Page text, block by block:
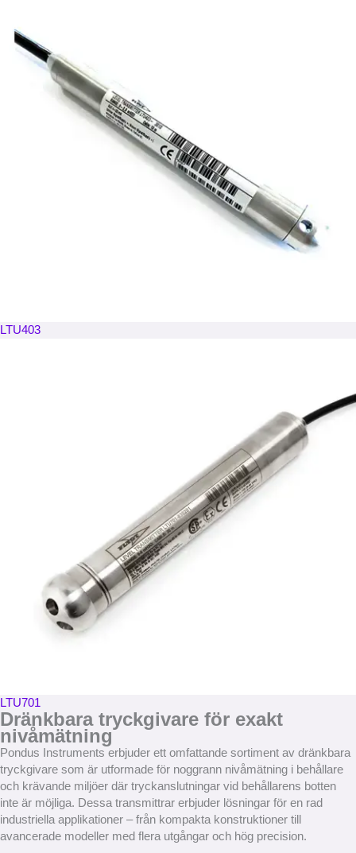
LTU403
LTU701
Dränkbara tryckgivare för exakt
nivåmätning
Pondus Instruments erbjuder ett omfattande sortiment av dränkbara
tryckgivare som är utformade för noggrann nivåmätning i behållare
och krävande miljöer där tryckanslutningar vid behållarens botten
inte är möjliga. Dessa transmittrar erbjuder lösningar för en rad
industriella applikationer – från kompakta konstruktioner till
avancerade modeller med flera utgångar och hög precision.